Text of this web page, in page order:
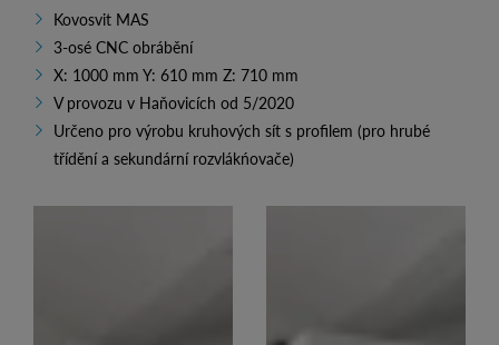
Kovosvit MAS
3-osé CNC obrábění
X: 1000 mm Y: 610 mm Z: 710 mm
V provozu v Haňovicích od 5/2020
Určeno pro výrobu kruhových sít s profilem (pro hrubé
třídění a sekundární rozvlákńovače)